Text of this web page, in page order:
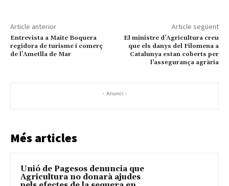
Article anterior
Entrevista a Maite Boquera
regidora de turisme i comerç
de l’Ametlla de Mar
Article següent
El ministre d’Agricultura creu
que els danys del Filomena a
Catalunya estan coberts per
l’assegurança agrària
- Anunci -
Més articles
Unió de Pagesos denuncia que
Agricultura no donarà ajudes